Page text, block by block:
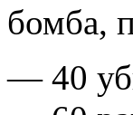
бомба,
— 40